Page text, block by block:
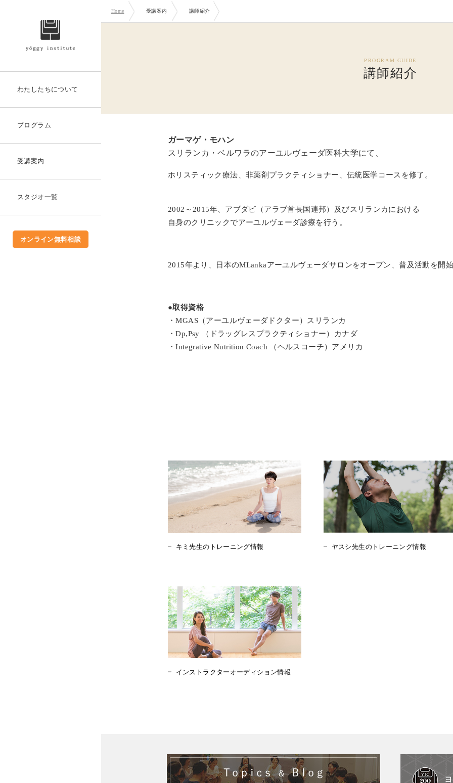
わたしたちについて
プログラム
受講案内
スタジオ一覧
オンライン無料相談
Home 受講案内 講師紹介
講師紹介
ガーマゲ・モハン
スリランカ・ベルワラのアーユルヴェーダ医科大学にて、
ホリスティック療法、非薬剤プラクティショナー、伝統医学コースを修了。
2002～2015年、アブダビ（アラブ首長国連邦）及びスリランカにおける
自身のクリニックでアーユルヴェーダ診療を行う。
2015年より、日本のMLankaアーユルヴェーダサロンをオープン、普及活動を開
●取得資格
・MGAS（アーユルヴェーダドクター）スリランカ
・Dp,Psy （ドラッグレスプラクティショナー）カナダ
・Integrative Nutrition Coach （ヘルスコーチ）アメリカ
キミ先生のトレーニング情報 ヤスシ先生のトレーニング情報
インストラクターオーディション情報